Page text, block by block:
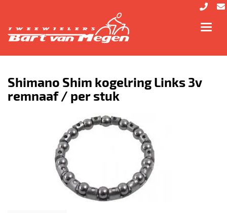
Shimano Shim kogelring Links 3v
remnaaf / per stuk